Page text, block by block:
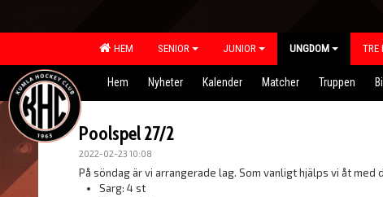
HEM SENIOR JUNIOR UNGDOM TRE
Hem Nyheter Kalender Matcher Truppen
Poolspel 27/2
2022-02-23 10:08
På söndag är vi arrangerade lag. Som vanligt hjälps vi åt med
Sarg: 4 st